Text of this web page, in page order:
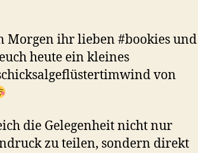
Morgen ihr lieben #bookies und
heute ein kleines
von
die Gelegenheit nicht nur
zu teilen, sondern direkt